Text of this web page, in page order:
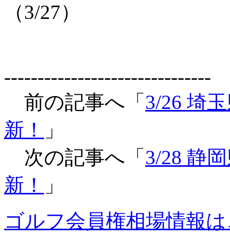
（3/27）
-------------------------------
前の記事へ「 3/26 埼
新！
」
次の記事へ「 3/28 静
新！
」
ゴルフ会員権相場情報